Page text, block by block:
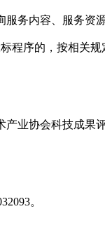
服务内容、服务资
程序的，按相关规
业协会科技成果
。